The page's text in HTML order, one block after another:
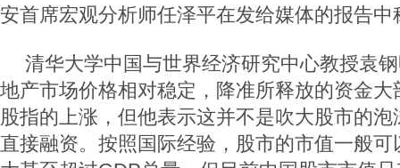
安首席宏观分析师任泽平在发给媒体的报告中
清华大学中国与世界经济研究中心教授袁
地产市场价格相对稳定，降准所释放的资金
股指的上涨，但他表示这并不是吹大股市的
直接融资。按照国际经验，股市的市值一般